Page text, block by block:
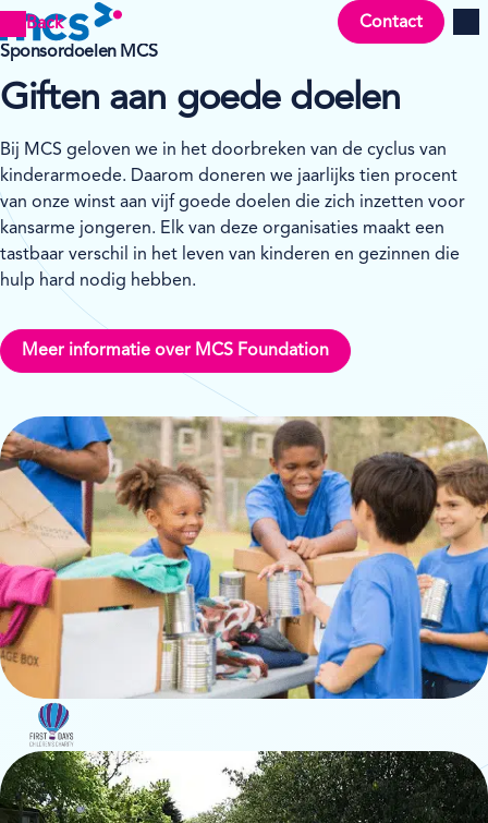
Back Contact
Sponsordoelen MCS
Giften aan goede doelen
Bij MCS geloven we in het doorbreken van de cyclus van
kinderarmoede. Daarom doneren we jaarlijks tien procent
van onze winst aan vijf goede doelen die zich inzetten voor
kansarme jongeren. Elk van deze organisaties maakt een
tastbaar verschil in het leven van kinderen en gezinnen die
hulp hard nodig hebben.
Meer informatie over MCS Foundation